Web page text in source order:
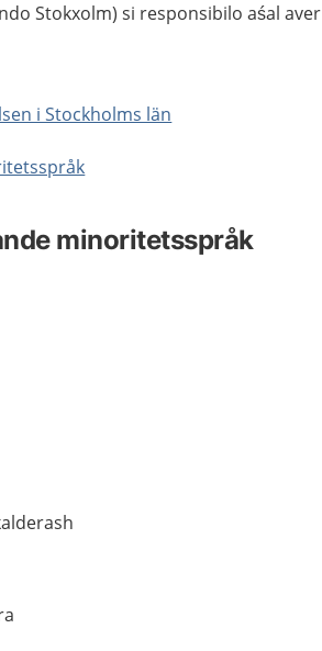
Stokxolm) si responsibilo aśal aver
i Stockholms län
minoritetsspråk